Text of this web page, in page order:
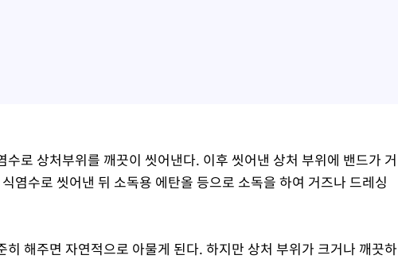
수로 상처부위를 깨끗이 씻어낸다. 이후 씻어낸 상처 부위에 밴드가 거
염수로 씻어낸 뒤 소독용 에탄올 등으로 소독을 하여 거즈나 드레싱
히 해주면 자연적으로 아물게 된다. 하지만 상처 부위가 크거나 깨끗하